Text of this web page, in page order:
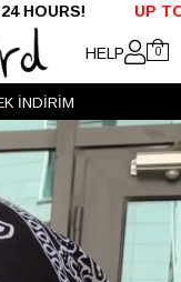
UP TO %50
HELP 0
İNDİRİM